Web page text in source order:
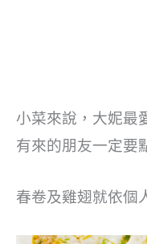
小菜來說，大妮最
有來的朋友一定要
春卷及雞翅就依個